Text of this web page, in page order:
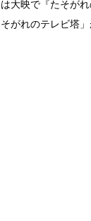
大映で『たそが
がれのテレビ塔」